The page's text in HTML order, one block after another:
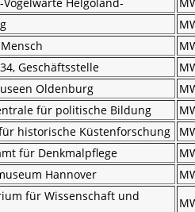
Geschäftsstelle
Oldenburg
für politische Bildung
historische Küstenforschung
für Denkmalpflege
Hannover
für Wissenschaft und